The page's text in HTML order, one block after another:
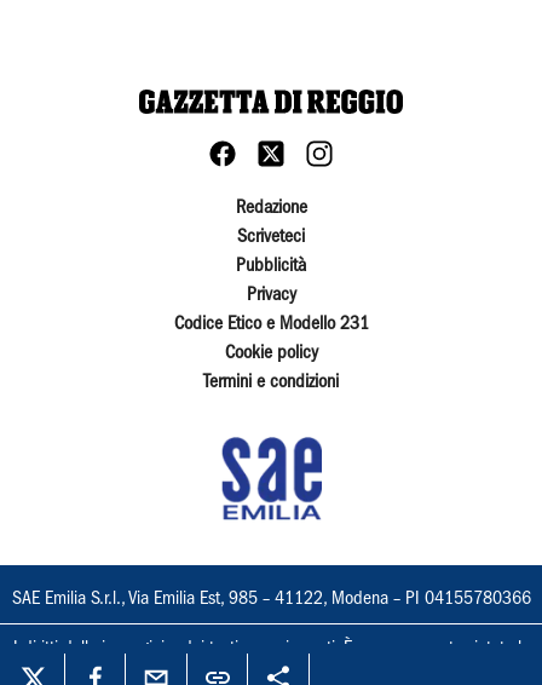
Redazione
Scriveteci
Pubblicità
Privacy
Codice Etico e Modello 231
Cookie policy
Termini e condizioni
SAE Emilia S.r.l., Via Emilia Est, 985 – 41122, Modena – PI 04155780366
I diritti delle immagini e dei testi sono riservati. È espressamente vietata la
loro riproduzione con qualsiasi mezzo e l'adattamento totale o parziale.